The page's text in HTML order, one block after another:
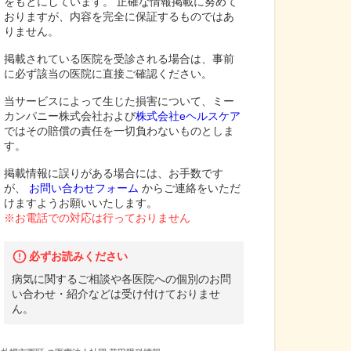
おりますが、内容を完全に保証するものではあ
りません。
掲載されている医院を受診される場合は、事前
に必ず該当の医院に直接ご確認ください。
当サービスによって生じた損害について、ミー
カンパニー株式会社および株式会社eヘルスケア
ではその賠償の責任を一切負わないものとしま
す。
掲載情報に誤りがある場合には、お手数です
が、
お問い合わせフォーム からご連絡をいただ
けますようお願いいたします。
※お電話での対応は行っておりません
必ずお読みください
病気に関するご相談や各医院への個別のお問
い合わせ・紹介などは受け付けておりませ
ん。